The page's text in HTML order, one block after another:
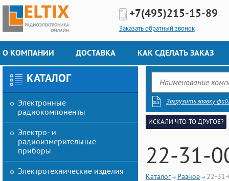
+7(495)215-15-89
Заказать обратный звонок
О КОМПАНИИ ДОСТАВКА КАК СДЕЛАТЬ ЗАКАЗ
КАТАЛОГ
Электронные
радиокомпоненты
Электро- и
радиоизмерительные
приборы
Электротехнические изделия
Загрузить заявку
ИСКАЛИ ЧТО-ТО ДРУГОЕ?
22-31-
Каталог Разное 22-